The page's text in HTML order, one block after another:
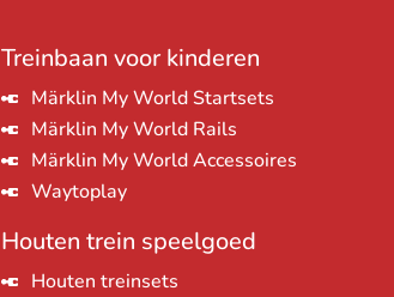
Treinbaan voor kinderen
Märklin My World Startsets
Märklin My World Rails
Märklin My World Accessoires
Waytoplay
Houten trein speelgoed
Houten treinsets